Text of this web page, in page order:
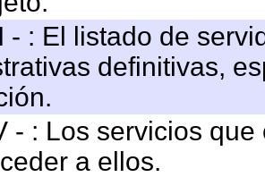
- : El listado de
definitivas,
- : Los servicios
a ellos.